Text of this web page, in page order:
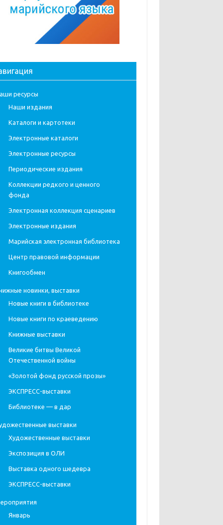
ресурсы
Наши издания
Каталоги и картотеки
Электронные каталоги
Электронные ресурсы
Периодические издания
Коллекции редкого и ценного
фонда
Электронная коллекция сценариев
Электронные издания
Марийская электронная библиотека
Центр правовой информации
Книгообмен
новинки, выставки
Новые книги в библиотеке
Новые книги по краеведению
Книжные выставки
Великие битвы Великой
Отечественной войны
«Золотой фонд русской прозы»
ЭКСПРЕСС-выставки
Библиотеке — в дар
выставки
Художественные выставки
Экспозиция в ОЛИ
Выставка одного шедевра
ЭКСПРЕСС-выставки
Январь